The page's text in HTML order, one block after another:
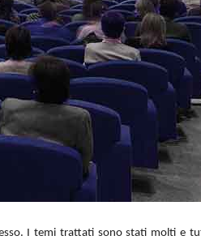
I temi trattati sono stati molti e